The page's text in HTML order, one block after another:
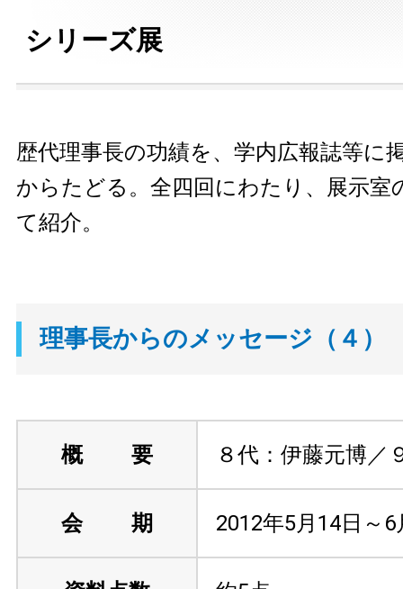
シリーズ展
歴代理事長の功績を、学内広報誌等に
からたどる。全四回にわたり、展示室
て紹介。
理事長からのメッセージ（４）
概 要 ８代：伊藤元博／
会 期 2012年5月14日～6